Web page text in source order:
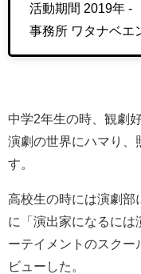
活動期間 2019年 -
事務所 ワタナベエ
中学2年生の時、観劇
演劇の世界にハマり、
す。
高校生の時には演劇部
に「演出家になるには
ーテイメントのスクー
ビューした。